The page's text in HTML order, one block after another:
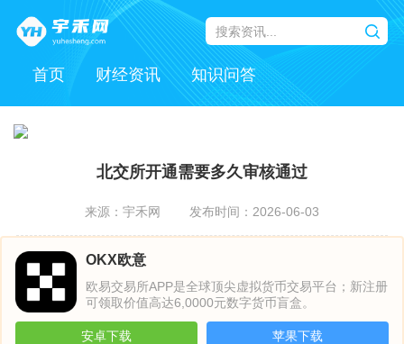
首页 财经资讯 知识问答
北交所开通需要多久审核通过
来源：宇禾网 发布时间：2026-06-03
OKX欧意
欧易交易所APP是全球顶尖虚拟货币交易平台；新注册
可领取价值高达6,0000元数字货币盲盒。
安卓下载 苹果下载